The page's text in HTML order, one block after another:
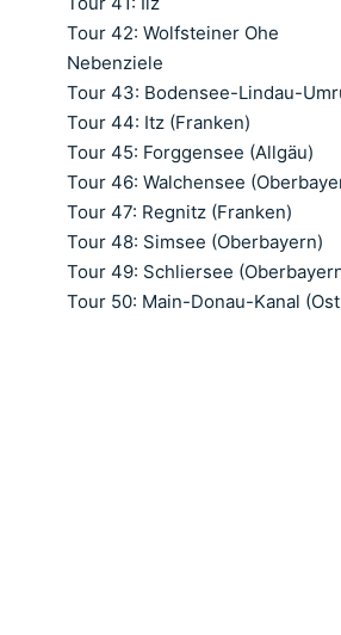
Tour 42: Wolfsteiner Ohe
Nebenziele
Tour 43: Bodensee-Lindau-
Tour 44: Itz (Franken)
Tour 45: Forggensee (Allgäu)
Tour 46: Walchensee
Tour 47: Regnitz (Franken)
Tour 48: Simsee (Oberbayern)
Tour 49: Schliersee
Tour 50: Main-Donau-Kanal